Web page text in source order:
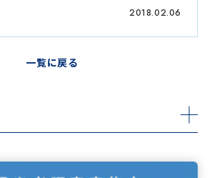
2018.02.06
一覧に戻る